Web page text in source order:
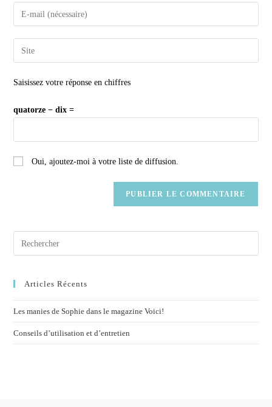
Saisissez votre réponse en chiffres
quatorze − dix =
Oui, ajoutez-moi à votre liste de diffusion.
Articles Récents
Les manies de Sophie dans le magazine Voici!
Conseils d’utilisation et d’entretien